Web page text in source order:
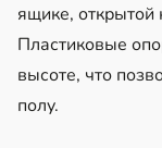
ящике,
Пластиковые
высоте, что
полу.